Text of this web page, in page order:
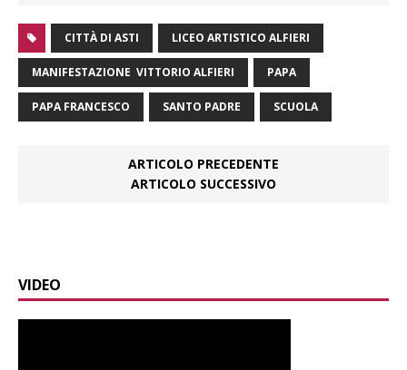
CITTÀ DI ASTI LICEO ARTISTICO ALFIERI
MANIFESTAZIONE VITTORIO ALFIERI PAPA
PAPA FRANCESCO SANTO PADRE SCUOLA
ARTICOLO PRECEDENTE
ARTICOLO SUCCESSIVO
VIDEO